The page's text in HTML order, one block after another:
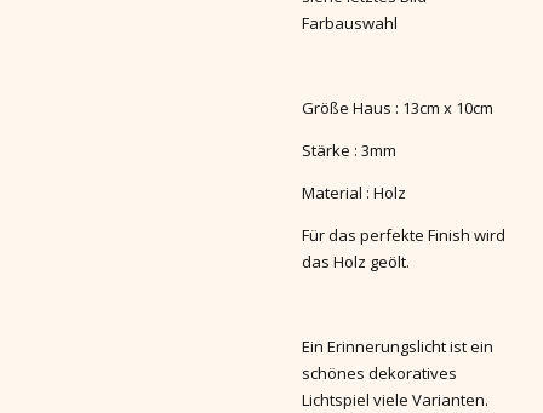
Farbauswahl
Größe Haus : 13cm x 10cm
Stärke : 3mm
Material : Holz
Für das perfekte Finish wird
das Holz geölt.
Ein Erinnerungslicht ist ein
schönes dekoratives
Lichtspiel viele Varianten.